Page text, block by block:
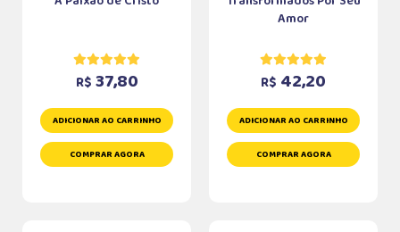
R$ 37,80
ADICIONAR AO CARRINHO
COMPRAR AGORA
Amor
R$ 42,20
ADICIONAR AO CARRINHO
COMPRAR AGORA